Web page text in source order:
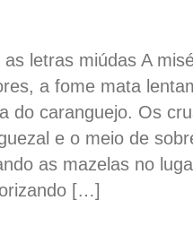
letras miúdas A
a fome mata
do caranguejo. Os
e o meio de
as mazelas no
[…]